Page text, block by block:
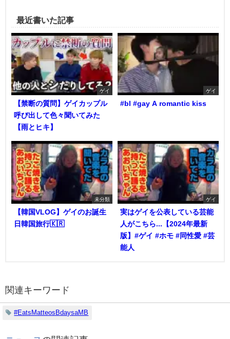
最近書いた記事
ゲイ
【禁断の質問】ゲイカップル
呼び出して色々聞いてみた
【雨とヒキ】
ゲイ
#bl #gay A romantic kiss
未分類
【韓国VLOG】ゲイのお誕生
日韓国旅行🇰🇷
ゲイ
実はゲイを公表している芸能
人がこちら...【2024年最新
版】#ゲイ #ホモ #同性愛 #芸
能人
関連キーワード
#EatsMatteosBdaysaMB